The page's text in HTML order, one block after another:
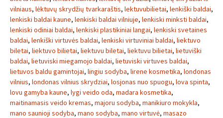
vilniaus, lėktuvų skrydžių tvarkaraštis, lektuvubilietai, lenkiški baldai,
lenkiski baldai kaune, lenkiski baldai vilniuje, lenkiski minksti baldai,
lenkiski odiniai baldai, lenkiski plastikiniai langai, lenkiski svetaines
baldai, lenkiški virtuvės baldai, lenkiski virtuviniai baldai, liektuvo
biletai, liektuvo bilietai, liektuvu biletai, liektuvu bilietai, lietuviški
baldai, lietuviski miegamojo baldai, lietuviski virtuves baldai,
lietuvos baldu gamintojai, lingiu sodyba, lirene kosmetika, londonas
vilnius, londonas vilnius skrydziai, losjonas nuo spuogu, lova spinta,
lovu gamyba kaune, lygi veido oda, madara kosmetika,
maitinamasis veido kremas, majoru sodyba, manikiuro mokykla,
mano saunioji sodyba, mano sodyba, mano virtuvė, masazo